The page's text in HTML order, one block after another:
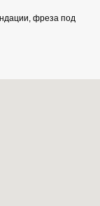
фреза под